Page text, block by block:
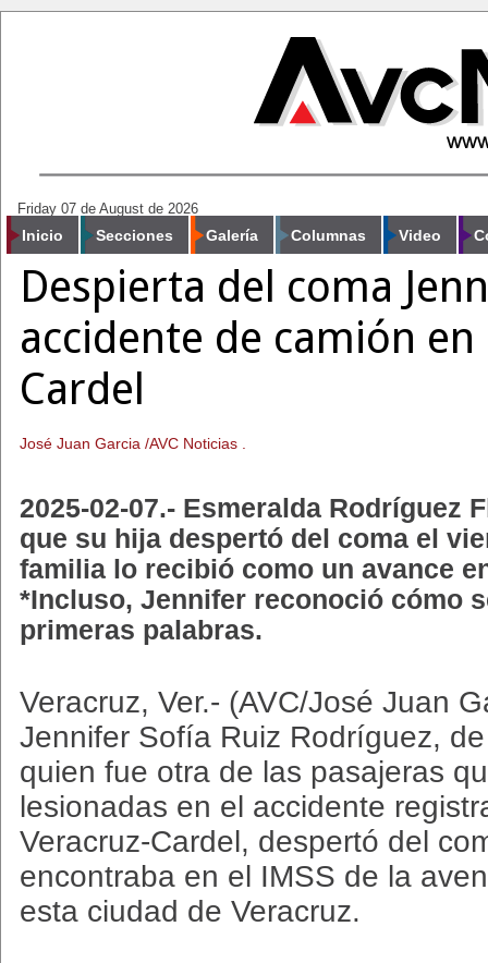
Friday 07 de August de 2026
Inicio Secciones Galería Columnas Video
Despierta del coma
accidente de camión en
Cardel
José Juan Garcia /AVC Noticias .
2025-02-07.- Esmeralda Rodríguez
que su hija despertó del coma el
familia lo recibió como un avance
*Incluso, Jennifer reconoció cómo
primeras palabras.
Veracruz, Ver.- (AVC/José Juan
Jennifer Sofía Ruiz Rodríguez,
quien fue otra de las pasajeras
lesionadas en el accidente
Veracruz-Cardel, despertó del
encontraba en el IMSS de la
esta ciudad de Veracruz.